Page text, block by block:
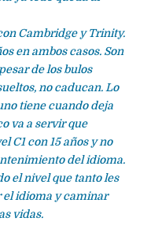
Cambridge y Trinity.
en ambos casos. Son
de los bulos
no caducan. Lo
tiene cuando deja
va a servir que
C1 con 15 años y no
del idioma.
el nivel que tanto les
el idioma y caminar
vidas.